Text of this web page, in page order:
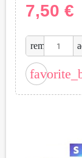
7,50 €
remove